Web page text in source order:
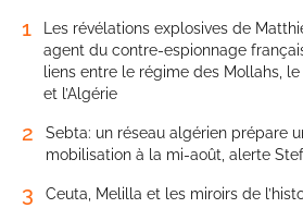
1
Les révélations explosives de
agent du contre-espionnage
liens entre le régime des Mollahs,
et l’Algérie
2
Sebta: un réseau algérien prépare
mobilisation à la mi-août, alerte
3 Ceuta, Melilla et les miroirs de